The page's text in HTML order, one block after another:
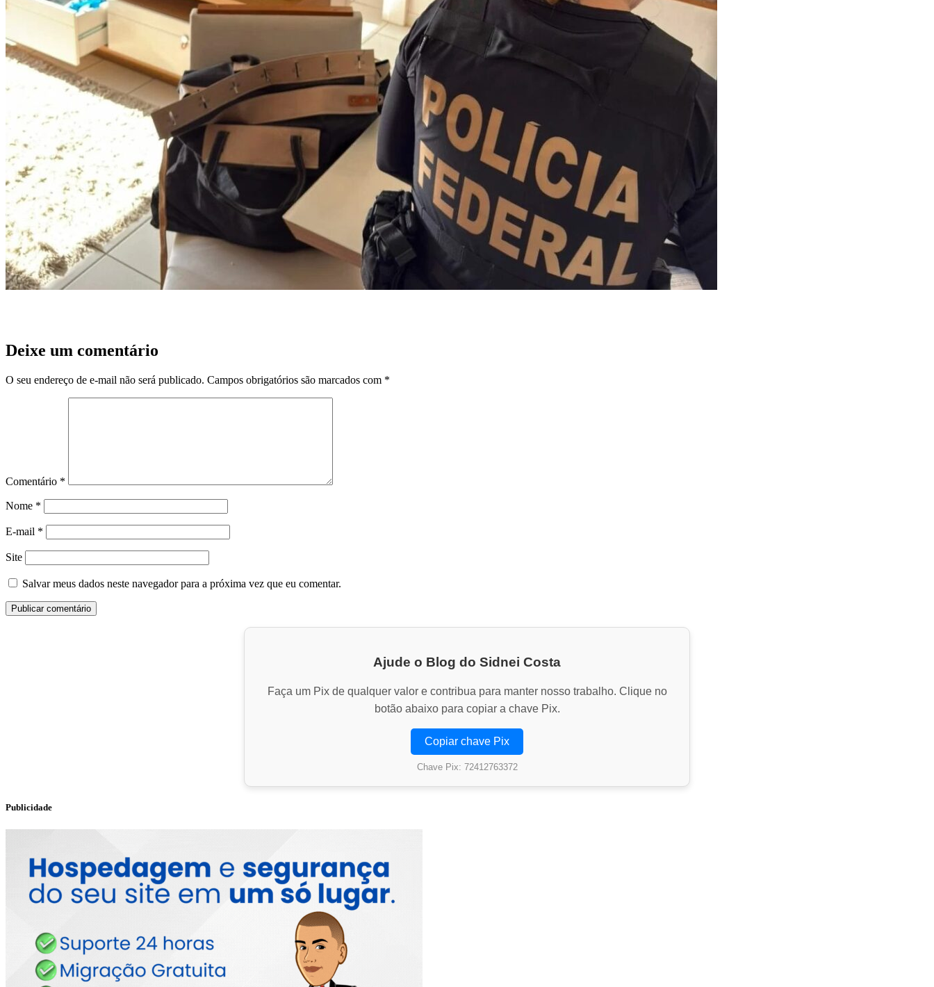
Deixe um comentário
O seu endereço de e-mail não será publicado. Campos obrigatórios são marcados com *
Comentário *
Nome *
E-mail *
Site
Salvar meus dados neste navegador para a próxima vez que eu comentar.
Ajude o Blog do Sidnei Costa
Faça um Pix de qualquer valor e contribua para manter nosso trabalho. Clique no
botão abaixo para copiar a chave Pix.
Copiar chave Pix
Chave Pix: 72412763372
Publicidade